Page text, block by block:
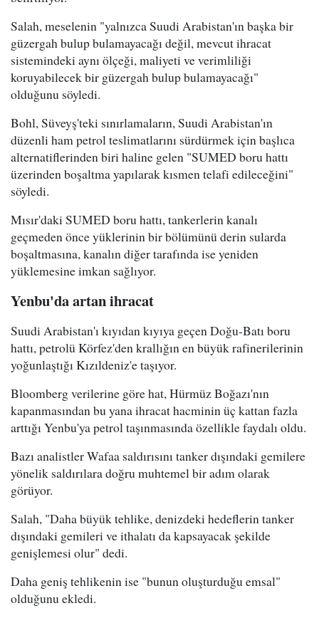
Salah, meselenin "yalnızca Suudi Arabistan'ın başka bir
güzergah bulup bulamayacağı değil, mevcut ihracat
sistemindeki aynı ölçeği, maliyeti ve verimliliği
koruyabilecek bir güzergah bulup bulamayacağı"
olduğunu söyledi.
Bohl, Süveyş'teki sınırlamaların, Suudi Arabistan'ın
düzenli ham petrol teslimatlarını sürdürmek için başlıca
alternatiflerinden biri haline gelen "SUMED boru hattı
üzerinden boşaltma yapılarak kısmen telafi edileceğini"
söyledi.
Mısır'daki SUMED boru hattı, tankerlerin kanalı
geçmeden önce yüklerinin bir bölümünü derin sularda
boşaltmasına, kanalın diğer tarafında ise yeniden
yüklemesine imkan sağlıyor.
Yenbu'da artan ihracat
Suudi Arabistan'ı kıyıdan kıyıya geçen Doğu-Batı boru
hattı, petrolü Körfez'den krallığın en büyük rafinerilerinin
yoğunlaştığı Kızıldeniz'e taşıyor.
Bloomberg verilerine göre hat, Hürmüz Boğazı'nın
kapanmasından bu yana ihracat hacminin üç kattan fazla
arttığı Yenbu'ya petrol taşınmasında özellikle faydalı oldu.
Bazı analistler Wafaa saldırısını tanker dışındaki gemilere
yönelik saldırılara doğru muhtemel bir adım olarak
görüyor.
Salah, "Daha büyük tehlike, denizdeki hedeflerin tanker
dışındaki gemileri ve ithalatı da kapsayacak şekilde
genişlemesi olur" dedi.
Daha geniş tehlikenin ise "bunun oluşturduğu emsal"
olduğunu ekledi.